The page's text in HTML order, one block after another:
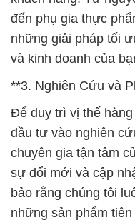
đến phụ gia thực
những giải pháp tối
và kinh doanh của
**3. Nghiên Cứu và
Để duy trì vị thế
đầu tư vào nghiên
chuyên gia tận tâm
sự đổi mới và cập
bảo rằng chúng tôi
những sản phẩm